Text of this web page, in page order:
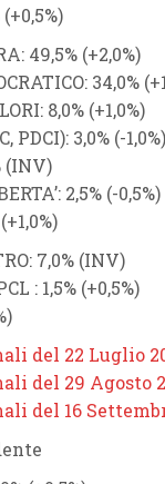
(+0,5%)
: 49,5% (+2,0%)
: 34,0% (
: 8,0% (+1,0%)
, PDCI): 3,0% (-1,0%)
(INV)
: 2,5% (-0,5%)
+1,0%)
: 7,0% (INV)
: 1,5% (+0,5%)
)
del 22 Luglio
del 29 Agosto
del 16